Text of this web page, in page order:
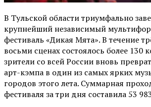
В Тульской области триумфально
крупнейший независимый
фестиваль «Дикая Мята». В течение
восьми сценах состоялось более 130
зрители со всей России вновь
арт-кэмпа в один из самых ярких
городов этого лета. Суммарная
фестиваля за три дня составила 53